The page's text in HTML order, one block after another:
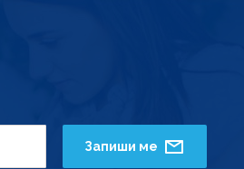
Запиши ме